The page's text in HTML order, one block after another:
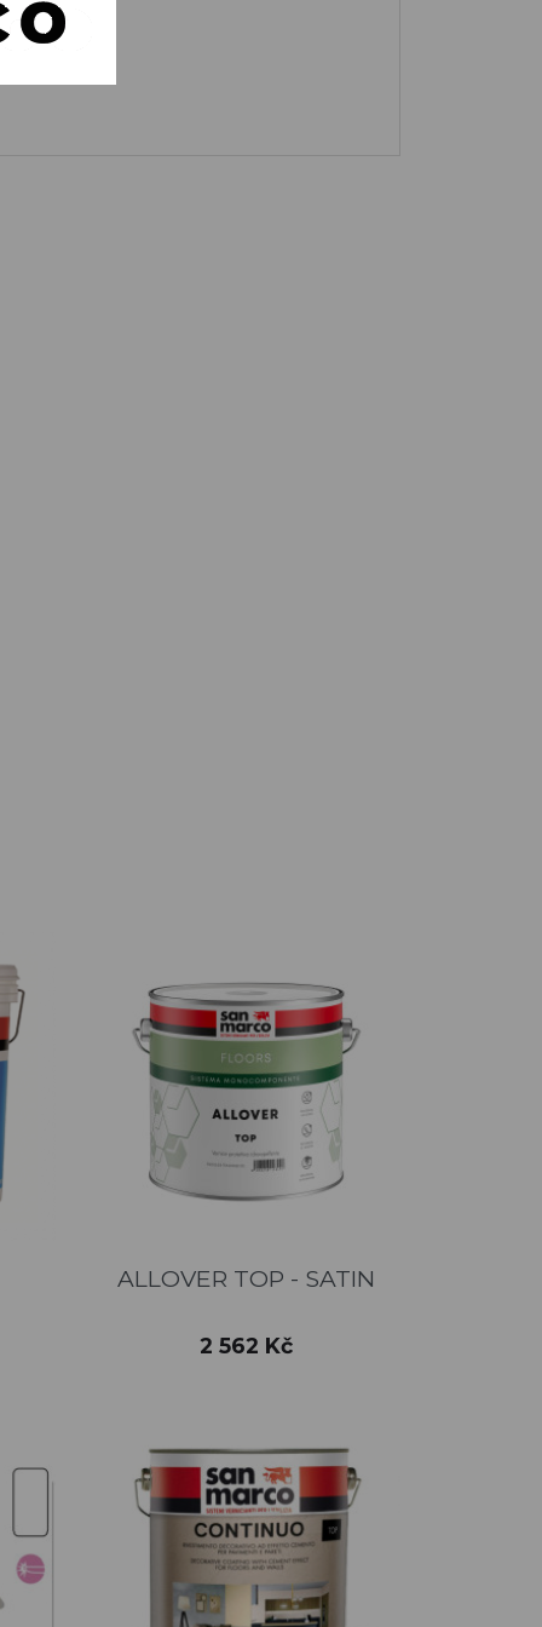
Rychlý náhled
ALLOVER TOP - SATIN
Cena
2 562 Kč